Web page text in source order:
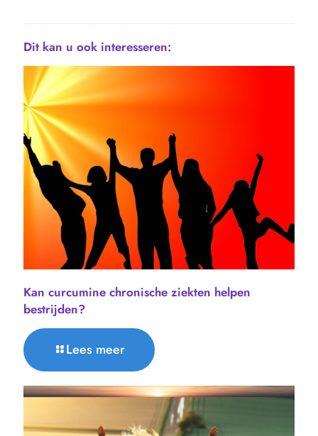
Dit kan u ook interesseren:
Kan curcumine chronische ziekten helpen
bestrijden?
Lees meer